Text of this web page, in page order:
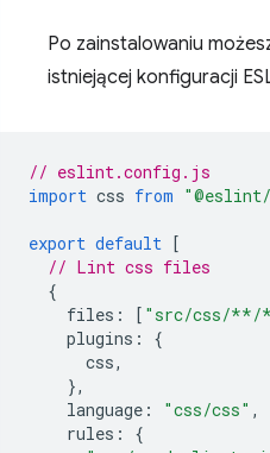
Po zainstalowaniu
istniejącej konfiguracji
// eslint.config.js
import css from
export default [
// Lint css files
{
files : [ "src/css/**/
plugins :
{
css,
},
language : "css/css" ,
rules :
{